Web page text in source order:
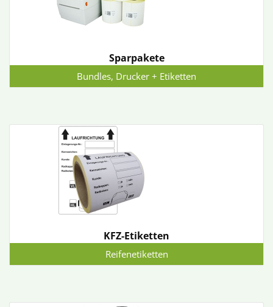
Sparpakete
Bundles, Drucker + Etiketten
KFZ-Etiketten
Reifenetiketten